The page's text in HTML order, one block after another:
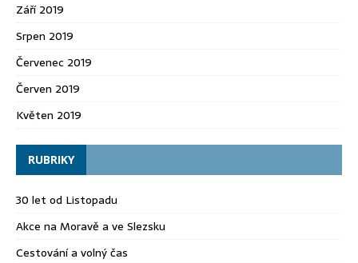
Září 2019
Srpen 2019
Červenec 2019
Červen 2019
Květen 2019
RUBRIKY
30 let od Listopadu
Akce na Moravě a ve Slezsku
Cestování a volný čas